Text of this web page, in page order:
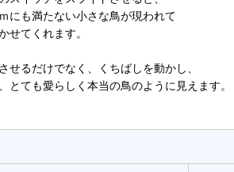
にも満たない小さな鳥が現われて
せてくれます。
せるだけでなく、くちばしを動かし、
とても愛らしく本当の鳥のように見えます。